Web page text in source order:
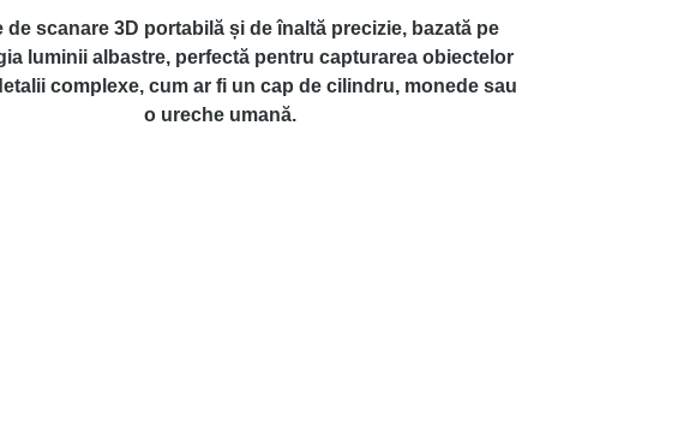
de scanare 3D portabilă și de înaltă precizie, bazată pe
luminii albastre, perfectă pentru capturarea obiectelor
complexe, cum ar fi un cap de cilindru, monede sau
o ureche umană.